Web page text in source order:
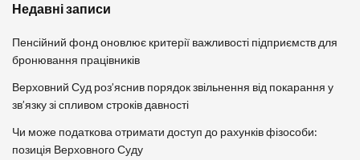
Недавні записи
Пенсійний фонд оновлює критерії важливості підприємств для
бронювання працівників
Верховний Суд роз’яснив порядок звільнення від покарання у
зв’язку зі спливом строків давності
Чи може податкова отримати доступ до рахунків фізособи:
позиція Верховного Суду